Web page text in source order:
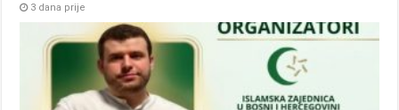
3 dana prije